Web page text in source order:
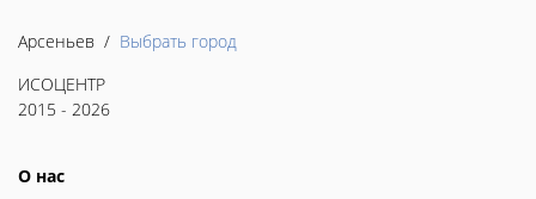
Арсеньев / Выбрать город
ИСОЦЕНТР
2015 - 2026
О нас